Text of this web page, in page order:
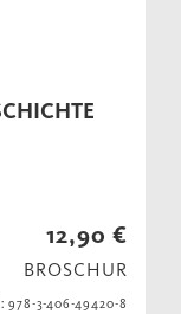
12,90 €
BROSCHUR
978-3-406-49420-8